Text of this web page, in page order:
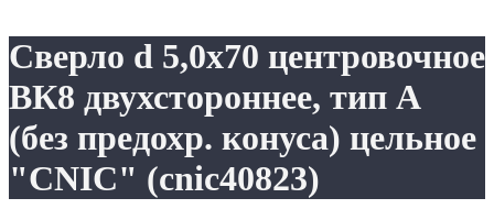
Сверло d 5,0х70 центровочное
ВК8 двухстороннее, тип А
(без предохр. конуса) цельное
"CNIC" (cnic40823)